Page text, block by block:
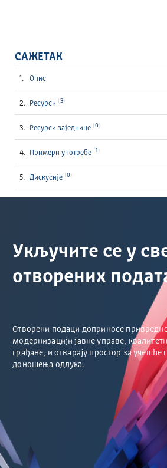
САЖЕТАК
Опис
Ресурси 3
Ресурси заједнице 0
Примери употребе 1
Дискусије 0
Укључите се у
отворених
Отворени подаци доприносе
модернизацији јавне управе,
грађане, и отварају простор за учешће
доношења одлука.